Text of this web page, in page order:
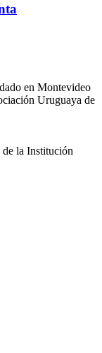
en Montevideo
Uruguaya de
la Institución